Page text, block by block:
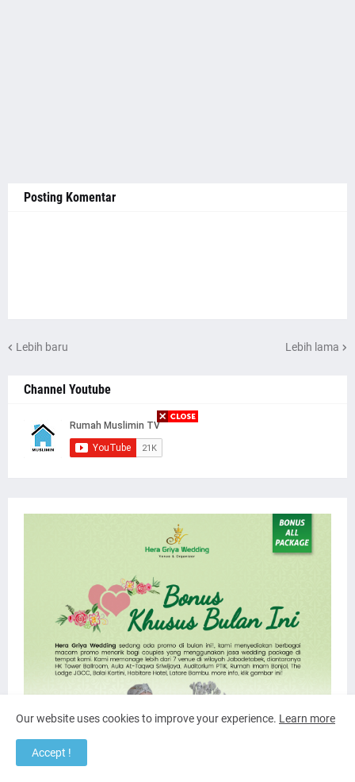
Posting Komentar
Lebih baru Lebih lama
Channel Youtube
Our website uses cookies to improve your experience. Learn more
Accept !